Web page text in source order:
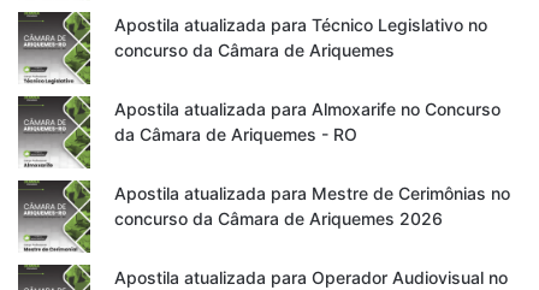
Apostila atualizada para Técnico Legislativo no
concurso da Câmara de Ariquemes
Apostila atualizada para Almoxarife no Concurso
da Câmara de Ariquemes - RO
Apostila atualizada para Mestre de Cerimônias no
concurso da Câmara de Ariquemes 2026
Apostila atualizada para Operador Audiovisual no